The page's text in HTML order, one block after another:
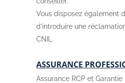
Vous disposez également
d’introduire une
CNIL.
ASSURANCE
Assurance RCP et